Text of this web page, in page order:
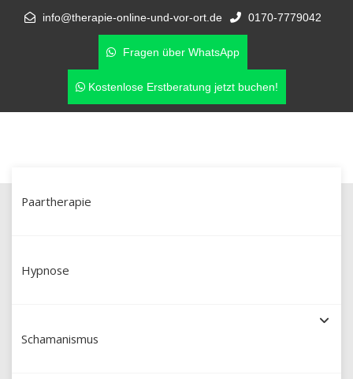
info@therapie-online-und-vor-ort.de 0170-7779042
Fragen über WhatsApp
Kostenlose Erstberatung jetzt buchen!
Paartherapie
Hypnose
Schamanismus
Recklinghausen & online –
Soz. Pädagoge aus Peru)